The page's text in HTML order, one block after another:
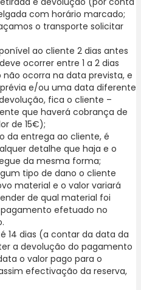
com horário marcado;
o transporte solicitar
ao cliente 2 dias antes
ocorrer entre 1 a 2 dias
ocorra na data prevista, e
e/ou uma data diferente
fica o cliente –
que haverá cobrança de
de 15€);
da entrega ao cliente, é
detalhe que haja e o
da mesma forma;
tipo de dano o cliente
material e o valor variará
de qual material foi
efetuado no
14 dias (a contar da data da
a devolução do pagamento
o valor pago para o
efectivação da reserva,